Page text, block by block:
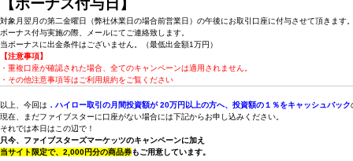
【ボーナス付与日】
対象月翌月の第二金曜日（弊社休業日の場合前営業日）の午後にお取引口座に付与させて頂きます
ボーナス付与実施の際、メールにてご連絡致します。
当ボーナスに出金条件はございません。（最低出金額1万円）
【注意事項】
・重複口座が確認された場合、全てのキャンペーンは適用されません。
・その他注意事項等はご利用規約をご覧ください
以上、今回は ．ハイロー取引の月間投資額が 20万円以上の方へ、投資額の１％をキャッシュバック
現在、まだファイブスターに口座がない場合には下記からお申し込みください。
それでは本日はこの辺で！
只今、ファイブスターズマーケッツのキャンペーンに加え
当サイト限定で、2,000円分の商品券もご用意しています。